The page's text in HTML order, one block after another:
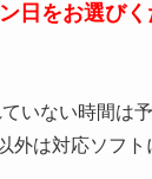
日をお選びく
いない時間は
外は対応ソフ